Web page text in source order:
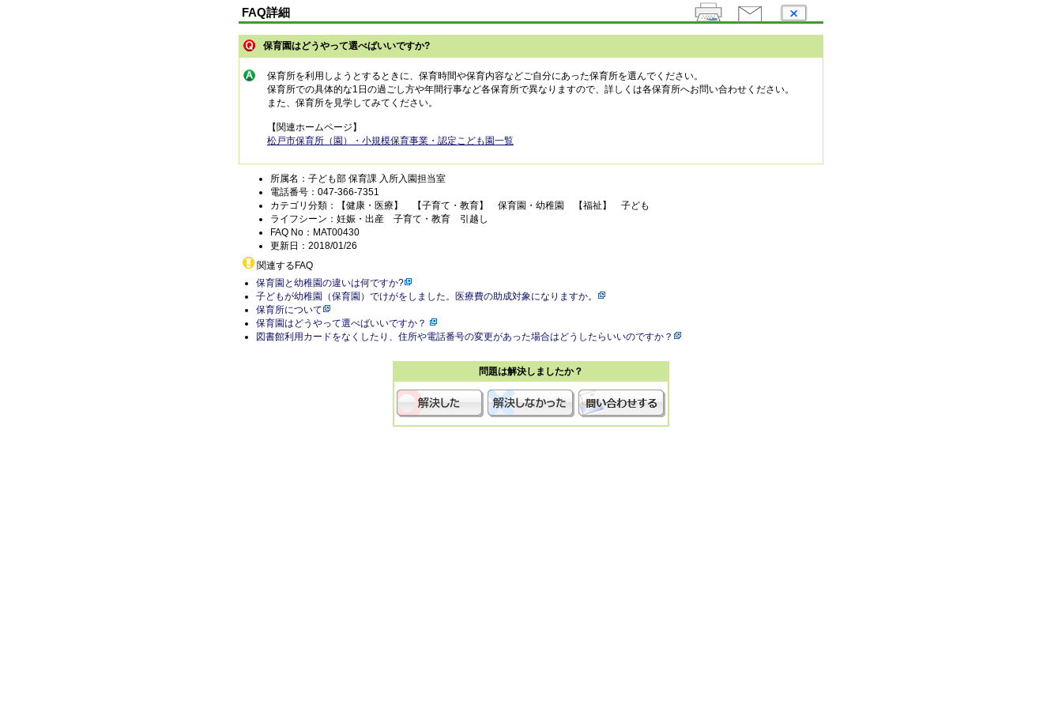
FAQ詳細
保育園はどうやって選べばいいですか?
保育所を利用しようとするときに、保育時間や保育内容などご自分にあった保育所を選んでください。
保育所での具体的な1日の過ごし方や年間行事など各保育所で異なりますので、詳しくは各保育所へお問い合わせください。
また、保育所を見学してみてください。
【関連ホームページ】
松戸市保育所（園）・小規模保育事業・認定こども園一覧
所属名：子ども部 保育課 入所入園担当室
電話番号：047-366-7351
カテゴリ分類：【健康・医療】 【子育て・教育】 保育園・幼稚園 【福祉】 子ども
ライフシーン：妊娠・出産 子育て・教育 引越し
FAQ No：MAT00430
更新日：2018/01/26
関連するFAQ
保育園と幼稚園の違いは何ですか?
子どもが幼稚園（保育園）でけがをしました。医療費の助成対象になりますか。
保育所について
保育園はどうやって選べばいいですか？
図書館利用カードをなくしたり、住所や電話番号の変更があった場合はどうしたらいいのですか？
問題は解決しましたか？